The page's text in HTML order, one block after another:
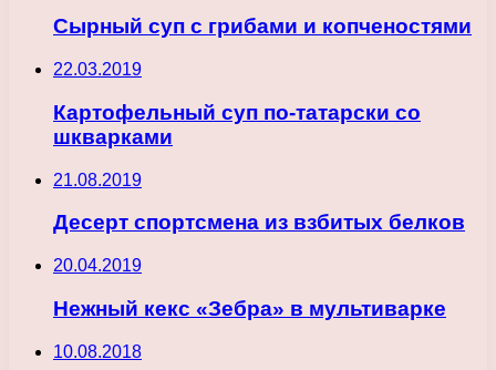
Сырный суп с грибами и копченостями
22.03.2019
Картофельный суп по-татарски со
шкварками
21.08.2019
Десерт спортсмена из взбитых белков
20.04.2019
Нежный кекс «Зебра» в мультиварке
10.08.2018